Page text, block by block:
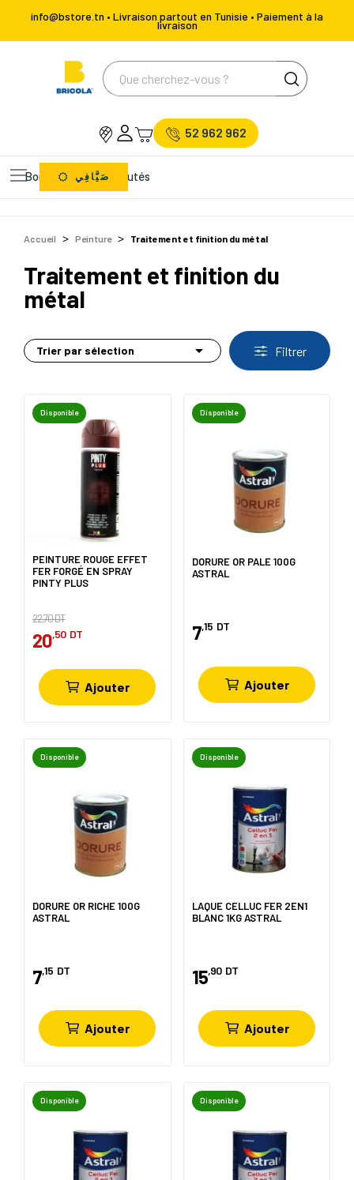
info@bstore.tn • Livraison partout en Tunisie • Paiement à la
livraison
52 962 962
Bons Plans Nouveautés
صَيَّافِي
Accueil Peinture Traitement et finition du métal
Traitement et finition du
métal
Trier par sélection  Filtrer
Disponible
PEINTURE ROUGE EFFET
FER FORGÉ EN SPRAY
PINTY PLUS
22,70 DT
20,50 DT
Ajouter
Disponible
DORURE OR PALE 100G
ASTRAL
7,15 DT
Ajouter
Disponible
DORURE OR RICHE 100G
ASTRAL
7,15 DT
Ajouter
Disponible
LAQUE CELLUC FER 2EN1
BLANC 1KG ASTRAL
15,90 DT
Ajouter
Disponible Disponible